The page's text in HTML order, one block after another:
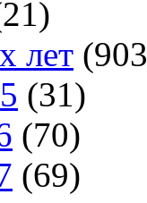
лет
(31)
(70)
(69)